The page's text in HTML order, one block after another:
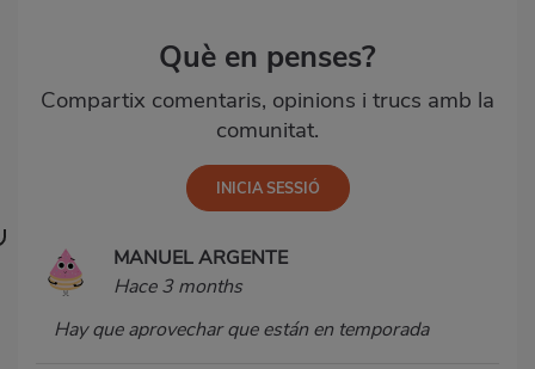
Què en penses?
Compartix comentaris, opinions i trucs amb la
comunitat.
MANUEL ARGENTE
Hace 3 months
Hay que aprovechar que están en temporada